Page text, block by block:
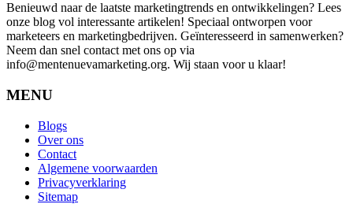
Benieuwd naar de laatste marketingtrends en ontwikkelingen? Lees
onze blog vol interessante artikelen! Speciaal ontworpen voor
marketeers en marketingbedrijven. Geïnteresseerd in samenwerken?
Neem dan snel contact met ons op via
info@mentenuevamarketing.org. Wij staan voor u klaar!
MENU
Blogs
Over ons
Contact
Algemene voorwaarden
Privacyverklaring
Sitemap